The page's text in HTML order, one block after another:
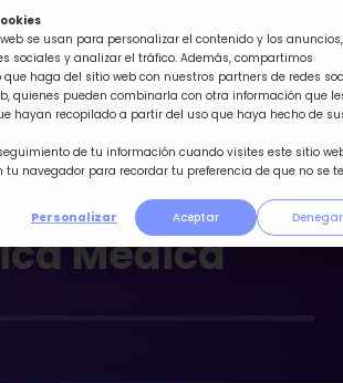
se usan para personalizar el contenido y los anuncios,
sociales y analizar el tráfico. Además, compartimos
haga del sitio web con nuestros partners de redes
quienes pueden combinarla con otra información que
hayan recopilado a partir del uso que haya hecho de
de tu información cuando visites este sitio
tu navegador para recordar tu preferencia de que no se
Personalizar
Aceptar Denegar
Médica